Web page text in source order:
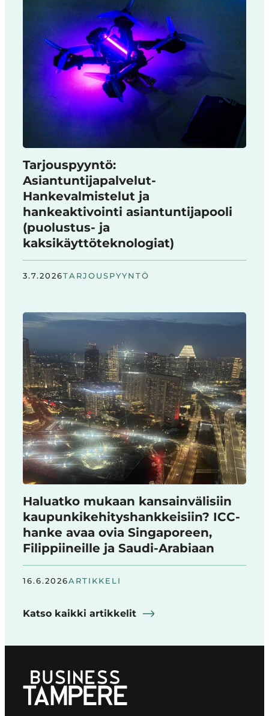
Tarjouspyyntö:
Asiantuntijapalvelut-
Hankevalmistelut ja
hankeaktivointi asiantuntijapooli
(puolustus- ja
kaksikäyttöteknologiat)
3.7.2026TARJOUSPYYNTÖ
Haluatko mukaan kansainvälisiin
kaupunkikehityshankkeisiin? ICC-
hanke avaa ovia Singaporeen,
Filippiineille ja Saudi-Arabiaan
16.6.2026ARTIKKELI
Katso kaikki artikkelit